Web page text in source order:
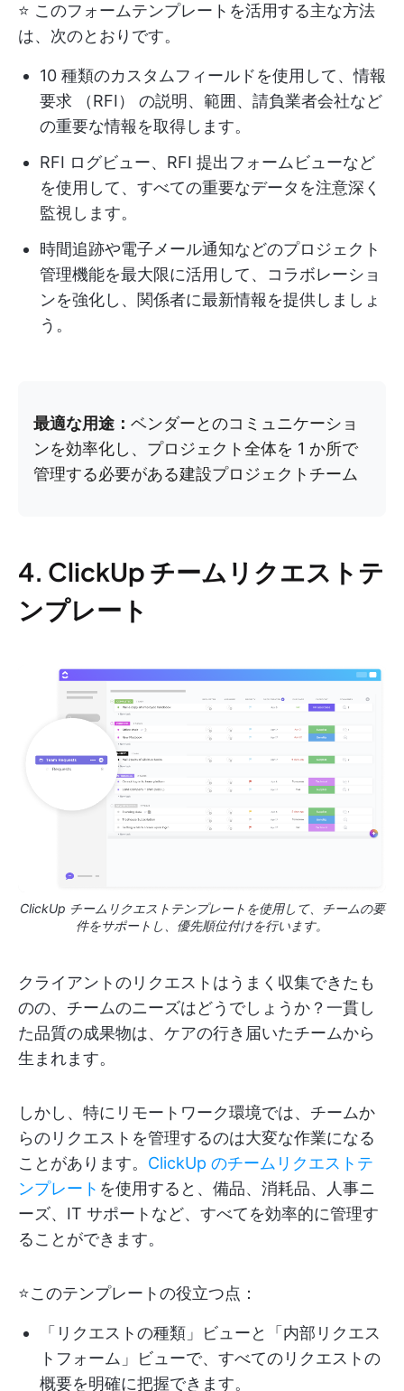
⭐ このフォームテンプレートを活用する主な方法
は、次のとおりです。
10 種類のカスタムフィールドを使用して、情報
要求 （RFI） の説明、範囲、請負業者会社など
の重要な情報を取得します。
RFI ログビュー、RFI 提出フォームビューなど
を使用して、すべての重要なデータを注意深く
監視します。
時間追跡や電子メール通知などのプロジェクト
管理機能を最大限に活用して、コラボレーショ
ンを強化し、関係者に最新情報を提供しましょ
う。
最適な用途： ベンダーとのコミュニケーショ
ンを効率化し、プロジェクト全体を 1 か所で
管理する必要がある建設プロジェクトチーム
4. ClickUp チームリクエストテ
ンプレート
ClickUp チームリクエストテンプレートを使用して、チームの要
件をサポートし、優先順位付けを行います。
クライアントのリクエストはうまく収集できたも
のの、チームのニーズはどうでしょうか？一貫し
た品質の成果物は、ケアの行き届いたチームから
生まれます。
しかし、特にリモートワーク環境では、チームか
らのリクエストを管理するのは大変な作業になる
ことがあります。 ClickUp のチームリクエストテ
ンプレート を使用すると、備品、消耗品、人事ニ
ーズ、IT サポートなど、すべてを効率的に管理す
ることができます。
⭐このテンプレートの役立つ点：
「リクエストの種類」ビューと「内部リクエス
トフォーム」ビューで、すべてのリクエストの
概要を明確に把握できます。